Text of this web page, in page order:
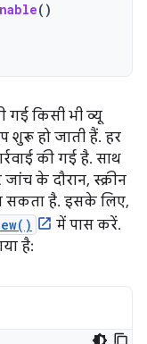
()
गई किसी भी व्यू
हो जाती हैं. हर
की गई है. साथ
के दौरान, स्क्रीन
सकता है. इसके लिए,
में पास करें.
है: